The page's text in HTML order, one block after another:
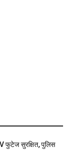
फुटेज सुरक्षित, पुलिस